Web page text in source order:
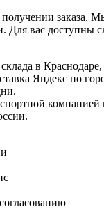
заказа.
Для вас доступны
в
Яндекс по
компанией